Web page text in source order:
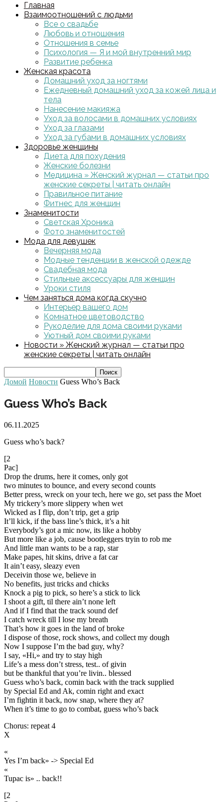
Главная
Взаимоотношений с людьми
Все о свадьбе
Любовь и отношения
Отношения в семье
Психология — Я и мой внутренний мир
Развитие ребенка
Женская красота
Домашний уход за ногтями
Ежедневный домашний уход за кожей лица и
тела
Нанесение макияжа
Уход за волосами в домашних условиях
Уход за глазами
Уход за губами в домашних условиях
Здоровье женщины
Диета для похудения
Женские болезни
Медицина » Женский журнал — статьи про
женские секреты | читать онлайн
Правильное питание
Фитнес для женщин
Знаменитости
Светская Хроника
Фото знаменитостей
Мода для девушек
Вечерняя мода
Модные тенденции в женской одежде
Свадебная мода
Стильные аксессуары для женщин
Уроки стиля
Чем заняться дома когда скучно
Интерьер вашего дом
Комнатное цветоводство
Рукоделие для дома своими руками
Уютный дом своими руками
Новости » Женский журнал — статьи про
женские секреты | читать онлайн
Домой Новости Guess Who’s Back
Guess Who’s Back
06.11.2025
Guess who’s back?
[2
Pac]
Drop the drums, here it comes, only got
two minutes to bounce, and every second counts
Better press, wreck on your tech, here we go, set pass the Moet
My trickery’s more slippery when wet
Wicked as I flip, don’t trip, get a grip
It’ll kick, if the bass line’s thick, it’s a hit
Everybody’s got a mic now, its like a hobby
But more like a job, cause bootleggers tryin to rob me
And little man wants to be a rap, star
Make papes, hit skins, drive a fat car
It ain’t easy, sleazy even
Deceivin those we, believe in
No benefits, just tricks and chicks
Knock a pig to pick, so here’s a stick to lick
I shoot a gift, til there ain’t none left
And if I find that the track sound def
I catch wreck till I lose my breath
That’s how it goes in the land of broke
I dispose of those, rock shows, and collect my dough
Now I suppose I’m the bad guy, why?
I say, «Hi,» and try to stay high
Life’s a mess don’t stress, test.. of givin
but be thankful that you’re livin.. blessed
Guess who’s back, comin back with the track supplied
by Special Ed and Ak, comin right and exact
I’m fightin it back, now snap, where they at?
When it’s time to go to combat, guess who’s back
Chorus: repeat 4
X
«
Yes I’m back» -> Special Ed
«
Tupac is» .. back!!
[2